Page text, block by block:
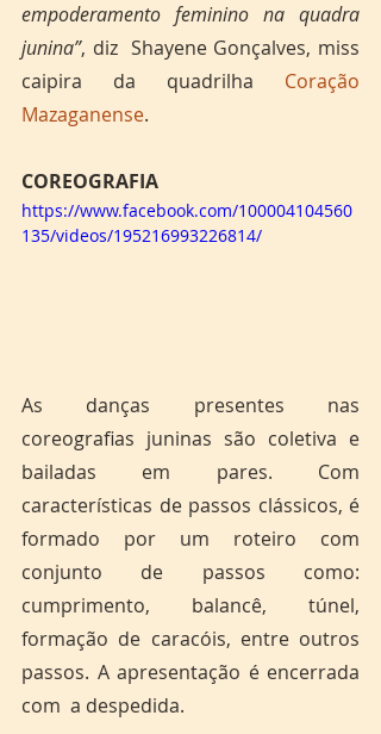
empoderamento feminino na quadra
junina”, diz  Shayene Gonçalves, miss
caipira da quadrilha Coração
Mazaganense.
COREOGRAFIA
https://www.facebook.com/100004104560
135/videos/195216993226814/
As danças presentes nas
coreografias juninas são coletiva e
bailadas em pares. Com
características de passos clássicos, é
formado por um roteiro com
conjunto de passos como:
cumprimento, balancê, túnel,
formação de caracóis, entre outros
passos. A apresentação é encerrada
com  a despedida.